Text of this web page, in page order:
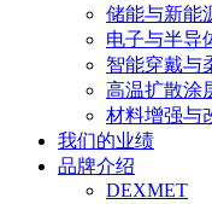
储能与新能
电子与半导
智能穿戴与
高温扩散涂
材料增强与
我们的业绩
品牌介绍
DEXMET